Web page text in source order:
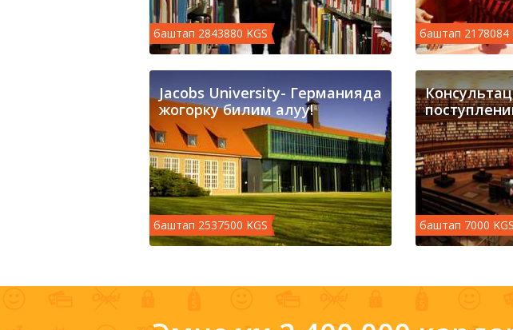
баштап 2843880 KGS баштап 2178084
Jacobs University- Германияда
жогорку билим алуу!
баштап 2537500 KGS баштап 7000 KGS